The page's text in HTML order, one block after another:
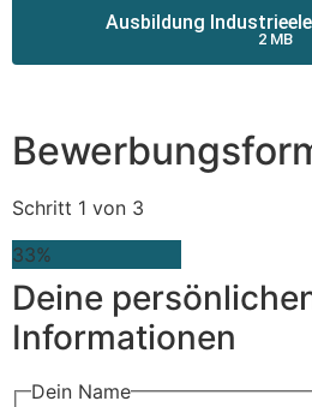
Ausbildung
2 MB
Schritt 1 von 3
33%
Deine
Informationen
Dein Name